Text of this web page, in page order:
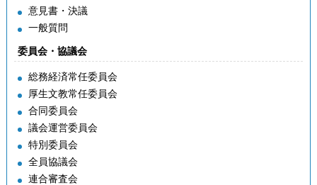
意見書・決議
一般質問
委員会・協議会
総務経済常任委員会
厚生文教常任委員会
合同委員会
議会運営委員会
特別委員会
全員協議会
連合審査会